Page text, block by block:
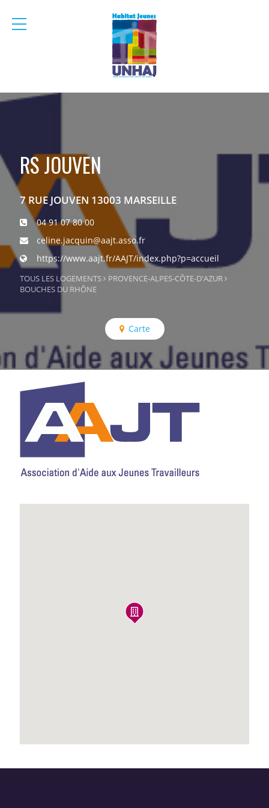
menu
RS JOUVEN
7 RUE JOUVEN 13003 MARSEILLE
04 91 07 80 00
celine.jacquin@aajt.asso.fr
https://www.aajt.fr/AAJT/index.php?p=accueil
TOUS LES LOGEMENTS
PROVENCE-ALPES-CÔTE-D'AZUR
BOUCHES DU RHÔNE
Carte